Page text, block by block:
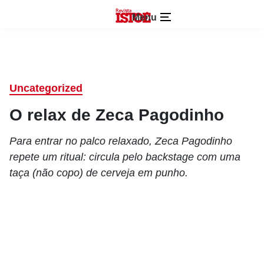
Menu
Uncategorized
O relax de Zeca Pagodinho
Para entrar no palco relaxado, Zeca Pagodinho
repete um ritual: circula pelo backstage com uma
taça (não copo) de cerveja em punho.